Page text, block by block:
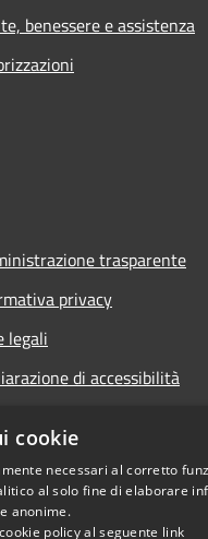
benessere e assistenza
trasparente
privacy
legali
di accessibilità
cookie
necessari al corretto
al solo fine di elaborare
anonime.
policy al seguente link